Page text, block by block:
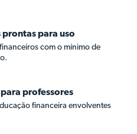
para uso
com o mínimo de
professores
financeira envolventes